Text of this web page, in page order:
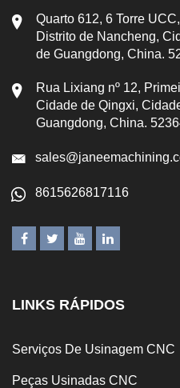
Quarto 612, 6 Torre
Distrito de Nancheng,
de Guangdong, China.
Rua Lixiang nº 12,
Cidade de Qingxi,
Guangdong, China.
8615626817116
LINKS RÁPIDOS
Serviços De Usinagem CNC
Peças Usinadas CNC